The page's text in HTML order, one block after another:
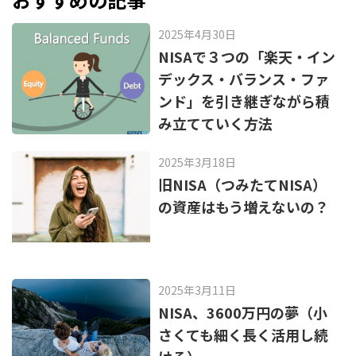
o
k
2025年4月30日
NISAで３つの「楽天・イン
デックス・バランス・ファ
ンド」を引き継ぎながら積
み立てていく方法
2025年3月18日
旧NISA（つみたてNISA）
の資産はもう増えないの？
2025年3月11日
NISA、3600万円の夢（小
さくても細く長く活用し続